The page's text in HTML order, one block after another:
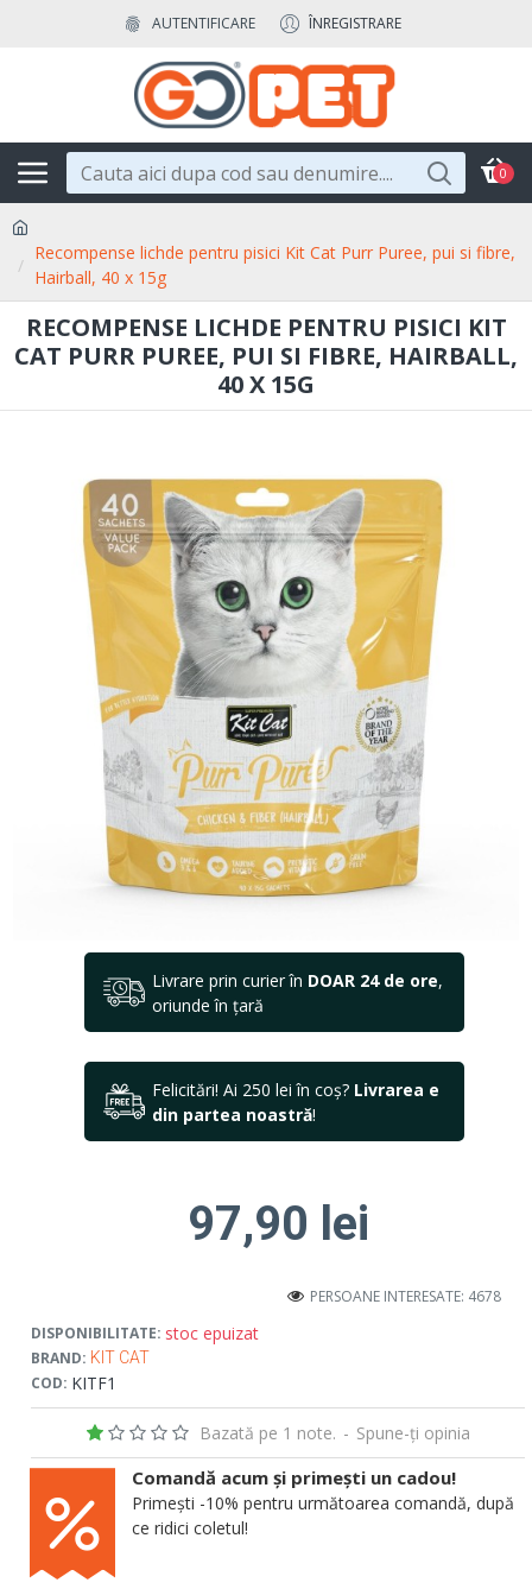
AUTENTIFICARE ÎNREGISTRARE
0
Recompense lichde pentru pisici Kit Cat Purr Puree, pui si fibre,
Hairball, 40 x 15g
RECOMPENSE LICHDE PENTRU PISICI KIT
CAT PURR PUREE, PUI SI FIBRE, HAIRBALL,
40 X 15G
Livrare prin curier în DOAR 24 de ore,
oriunde în țară
Felicitări! Ai 250 lei în coș? Livrarea e
din partea noastră!
DISPONIBILITATE: stoc epuizat
BRAND: KIT CAT
COD: KITF1
PERSOANE INTERESATE: 4678
Bazată pe 1 note. - Spune-ţi opinia
97,90 lei
Comandă acum și primești un cadou!
Primești -10% pentru următoarea comandă, după
ce ridici coletul!